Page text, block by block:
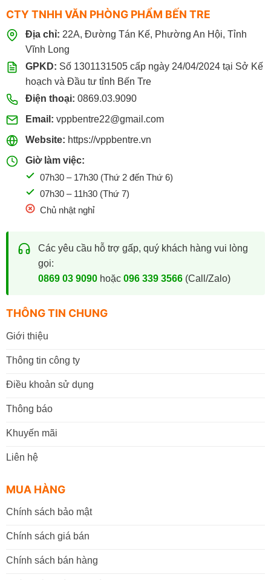
CTY TNHH VĂN PHÒNG PHẨM BẾN TRE
Địa chỉ: 22A, Đường Tán Kế, Phường An Hội, Tỉnh
Vĩnh Long
GPKD: Số 1301131505 cấp ngày 24/04/2024 tại Sở Kế
hoạch và Đầu tư tỉnh Bến Tre
Điện thoại: 0869.03.9090
Email: vppbentre22@gmail.com
Website: https://vppbentre.vn
Giờ làm việc:
07h30 – 17h30 (Thứ 2 đến Thứ 6)
07h30 – 11h30 (Thứ 7)
Chủ nhật nghỉ
Các yêu cầu hỗ trợ gấp, quý khách hàng vui lòng
gọi:
0869 03 9090hoặc 096 339 3566(Call/Zalo)
THÔNG TIN CHUNG
Giới thiệu
Thông tin công ty
Điều khoản sử dụng
Thông báo
Khuyến mãi
Liên hệ
MUA HÀNG
Chính sách bảo mật
Chính sách giá bán
Chính sách bán hàng